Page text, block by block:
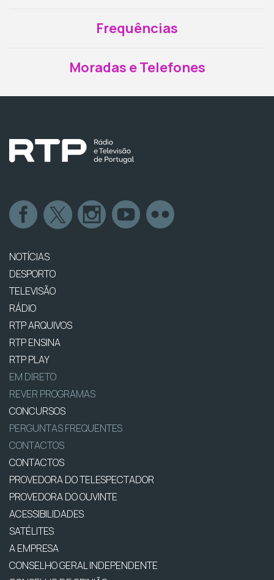
Frequências
Moradas e Telefones
NOTÍCIAS
DESPORTO
TELEVISÃO
RÁDIO
RTP ARQUIVOS
RTP ENSINA
RTP PLAY
EM DIRETO
REVER PROGRAMAS
CONCURSOS
PERGUNTAS FREQUENTES
CONTACTOS
CONTACTOS
PROVEDORA DO TELESPECTADOR
PROVEDORA DO OUVINTE
ACESSIBILIDADES
SATÉLITES
A EMPRESA
CONSELHO GERAL INDEPENDENTE